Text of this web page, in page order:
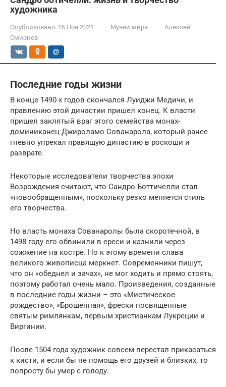
художника
Опубликовано: 16 Ноя 2021 Музеи мира
Алексей
Смирнов
Последние годы жизни
В конце 1490-х годов скончался Луиджи Медичи, и
правлению этой династии пришел конец. К власти
пришел заклятый враг этого семейства монах-
доминиканец Джироламо Сованарола, который ранее
гневно упрекал правящую династию в роскоши и
разврате.
Некоторые исследователи творчества эпохи
Возрождения считают, что Сандро Боттичелли стал
«новообращенным», поскольку резко меняется стиль
его творчества.
Но власть монаха Сованаролы была скоротечной, в
1498 году его обвинили в ереси и казнили через
сожжение на костре. Но к этому времени слава
великого живописца меркнет. Современники пишут,
что он «обеднел и зачах», не мог ходить и прямо стоять,
поэтому работал очень мало. Произведения, созданные
в последние годы жизни – это «Мистическое
рождество», «Брошенная», фрески посвященные
святым римлянкам, первым христианкам Лукреции и
Виргинии.
После 1504 года художник совсем перестал прикасаться
к кисти, и если бы не помощь его друзей и близких, то
попросту бы умер с голоду.